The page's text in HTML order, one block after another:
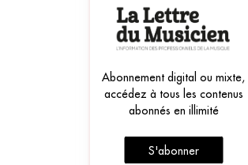
Abonnement digital ou mixte,
accédez à tous les contenus
abonnés en illimité
S'abonner